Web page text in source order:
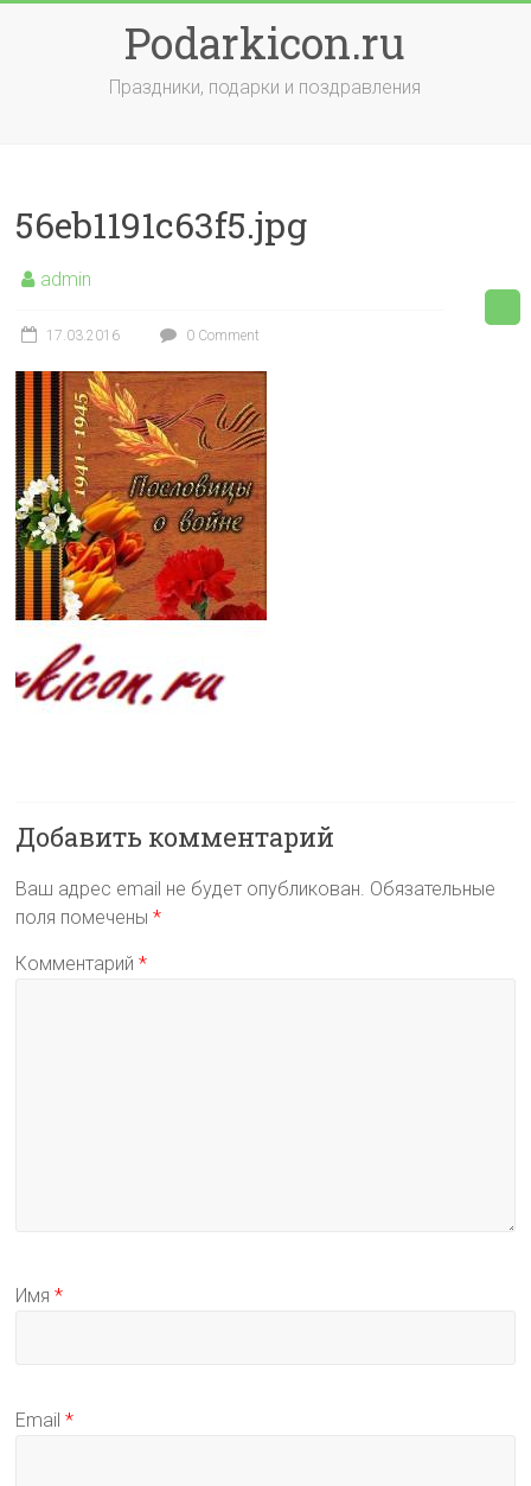
Podarkicon.ru
Праздники, подарки и поздравления
56eb1191c63f5.jpg
admin
17.03.2016 0 Comment
Добавить комментарий
Ваш адрес email не будет опубликован. Обязательные
поля помечены*
Комментарий*
Имя*
Email*